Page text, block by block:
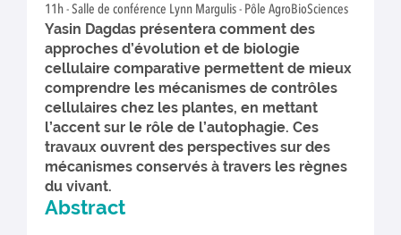
11h - Salle de conférence Lynn Margulis - Pôle AgroBioSciences
Yasin Dagdas présentera comment des
approches d’évolution et de biologie
cellulaire comparative permettent de mieux
comprendre les mécanismes de contrôles
cellulaires chez les plantes, en mettant
l’accent sur le rôle de l’autophagie. Ces
travaux ouvrent des perspectives sur des
mécanismes conservés à travers les règnes
du vivant.
Abstract